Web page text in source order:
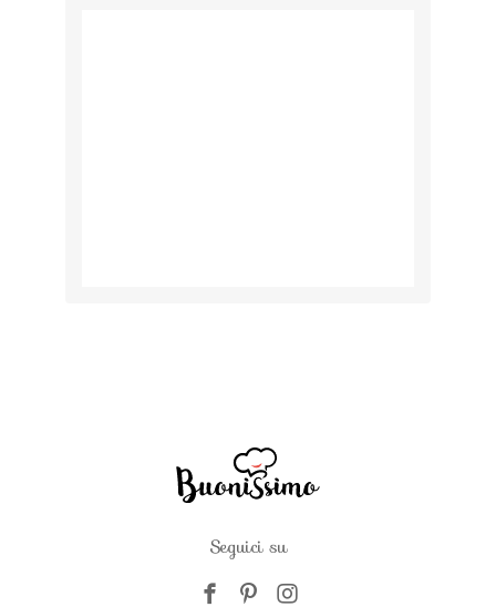
Seguici su